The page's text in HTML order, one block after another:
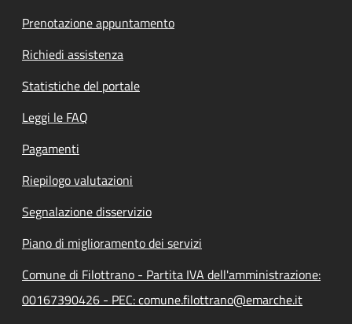
Prenotazione appuntamento
Richiedi assistenza
Statistiche del portale
Leggi le FAQ
Pagamenti
Riepilogo valutazioni
Segnalazione disservizio
Piano di miglioramento dei servizi
Comune di Filottrano - Partita IVA dell'amministrazione:
00167390426 - PEC: comune.filottrano@emarche.it